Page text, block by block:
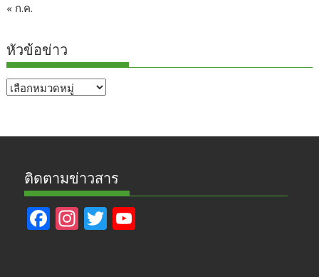
« ก.ค.
หัวข้อข่าว
หัวข้อ
ติดตามข่าวสาร
F In T